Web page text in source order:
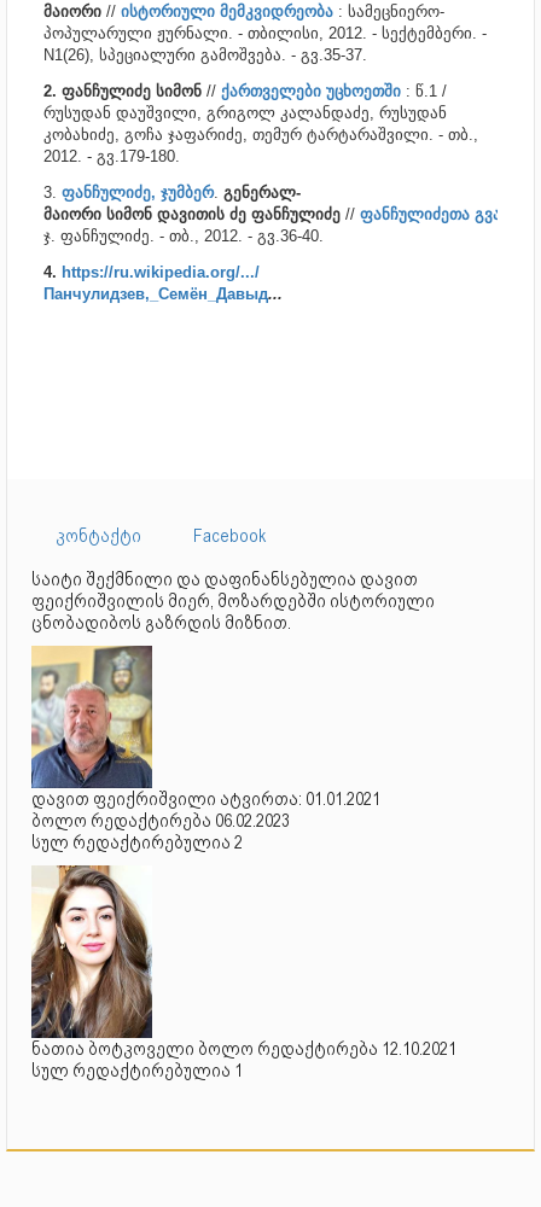
მაიორი // ისტორიული მემკვიდრეობა : სამეცნიერო-
პოპულარული ჟურნალი. - თბილისი, 2012. - სექტემბერი. -
N1(26), სპეციალური გამოშვება. - გვ.35-37.
2. ფანჩულიძე სიმონ // ქართველები უცხოეთში : წ.1 /
რუსუდან დაუშვილი, გრიგოლ კალანდაძე, რუსუდან
კობახიძე, გოჩა ჯაფარიძე, თემურ ტარტარაშვილი. - თბ.,
2012. - გვ.179-180.
3. ფანჩულიძე, ჯუმბერ. გენერალ-
მაიორი სიმონ დავითის ძე ფანჩულიძე // ფანჩულიძეთა გვარი
ჯ. ფანჩულიძე. - თბ., 2012. - გვ.36-40.
4. https://ru.wikipedia.org/.../
Панчулидзев,_Семён_Давыд...
კონტაქტი
Facebook
საიტი შექმნილი და დაფინანსებულია დავით
ფეიქრიშვილის მიერ, მოზარდებში ისტორიული
ცნობადიბოს გაზრდის მიზნით.
დავით ფეიქრიშვილი ატვირთა: 01.01.2021
ბოლო რედაქტირება 06.02.2023
სულ რედაქტირებულია 2
ნათია ბოტკოველი ბოლო რედაქტირება 12.10.2021
სულ რედაქტირებულია 1